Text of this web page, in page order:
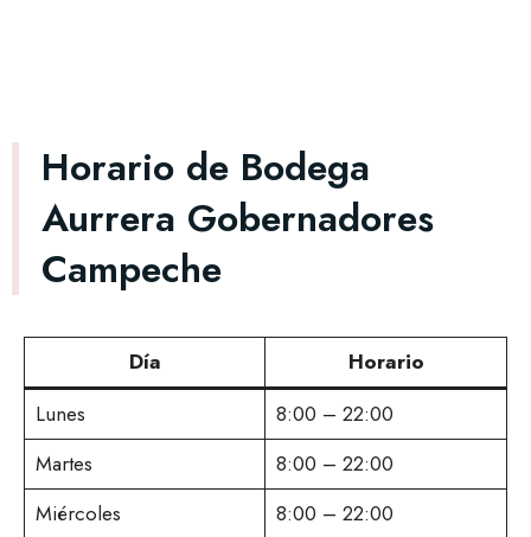
Horario de Bodega
Aurrera Gobernadores
Campeche
Día
Horario
Lunes
8:00 – 22:00
Martes
8:00 – 22:00
Miércoles
8:00 – 22:00